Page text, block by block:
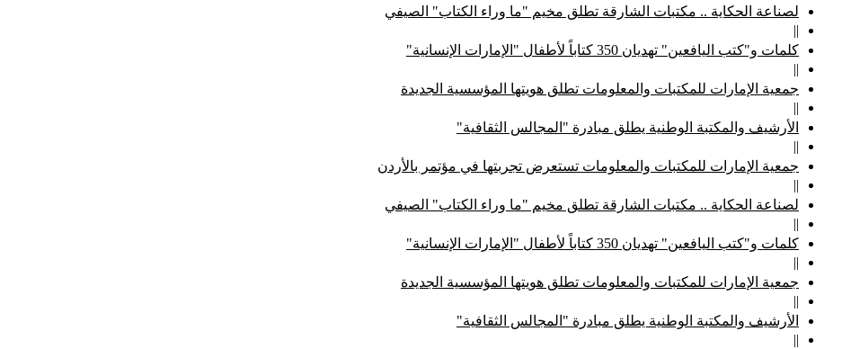
لصناعة الحكاية .. مكتبات الشارقة تطلق مخيم "ما وراء الكتاب" الصيفي
||
كلمات و"كتب اليافعين" تهديان 350 كتاباً لأطفال "الإمارات الإنسانية"
||
جمعية الإمارات للمكتبات والمعلومات تطلق هويتها المؤسسية الجديدة
||
الأرشيف والمكتبة الوطنية يطلق مبادرة "المجالس الثقافية"
||
جمعية الإمارات للمكتبات والمعلومات تستعرض تجربتها في مؤتمر بالأردن
||
لصناعة الحكاية .. مكتبات الشارقة تطلق مخيم "ما وراء الكتاب" الصيفي
||
كلمات و"كتب اليافعين" تهديان 350 كتاباً لأطفال "الإمارات الإنسانية"
||
جمعية الإمارات للمكتبات والمعلومات تطلق هويتها المؤسسية الجديدة
||
الأرشيف والمكتبة الوطنية يطلق مبادرة "المجالس الثقافية"
||